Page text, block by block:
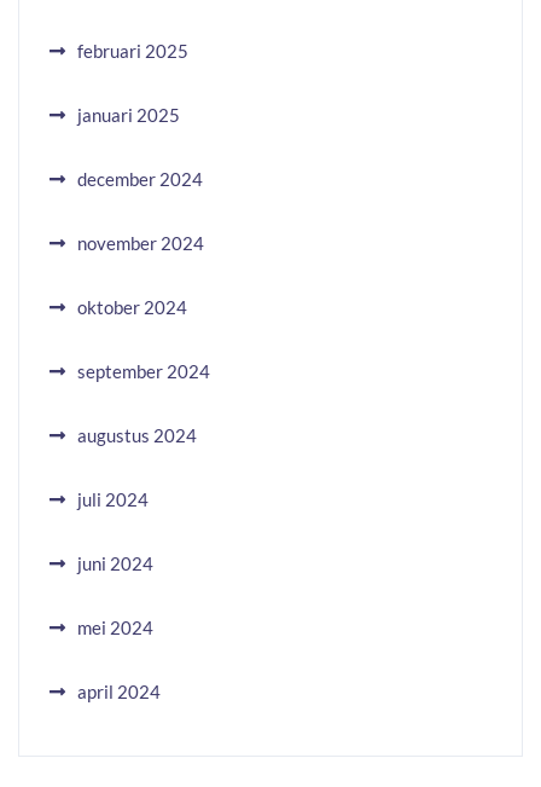
februari 2025
januari 2025
december 2024
november 2024
oktober 2024
september 2024
augustus 2024
juli 2024
juni 2024
mei 2024
april 2024